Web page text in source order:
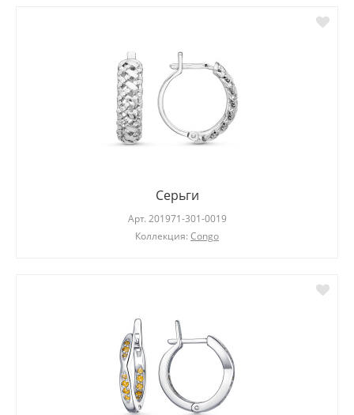
Серьги
Арт. 201971-301-0019
Коллекция: Congo